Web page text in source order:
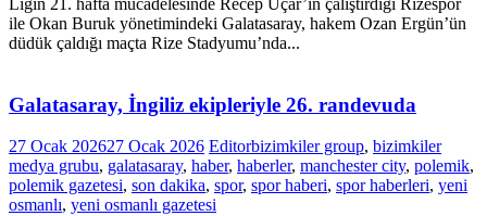
ile Okan Buruk yönetimindeki Galatasaray, hakem Ozan Ergün’ün
düdük çaldığı maçta Rize Stadyumu’nda...
Galatasaray, İngiliz ekipleriyle 26. randevuda
27 Ocak 202627 Ocak 2026 Editorbizimkiler group, bizimkiler
medya grubu, galatasaray, haber, haberler, manchester city, polemik,
polemik gazetesi, son dakika, spor, spor haberi, spor haberleri, yeni
osmanlı, yeni osmanlı gazetesi